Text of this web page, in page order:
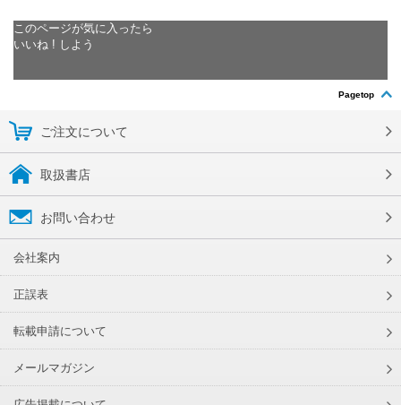
このページが気に入ったら
いいね ! しよう
Pagetop
ご注文について
取扱書店
お問い合わせ
会社案内
正誤表
転載申請について
メールマガジン